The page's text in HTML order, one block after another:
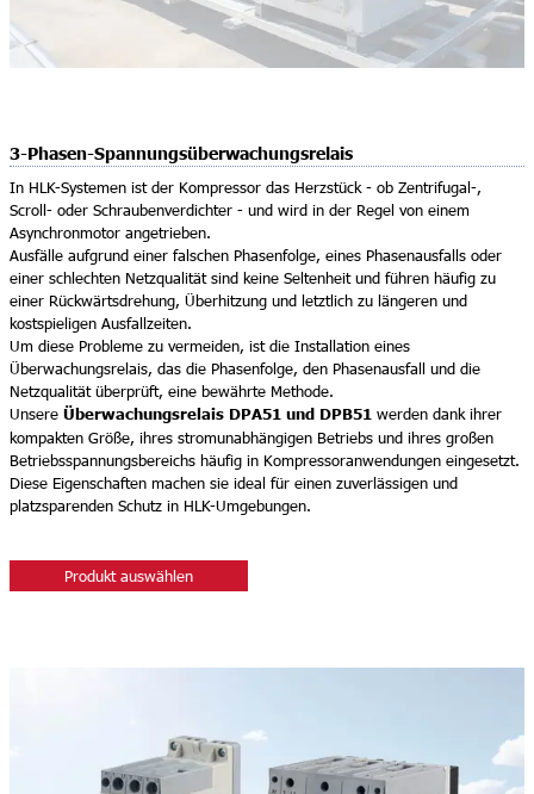
3-Phasen-Spannungsüberwachungsrelais
In HLK-Systemen ist der Kompressor das Herzstück - ob Zentrifugal-,
Scroll- oder Schraubenverdichter - und wird in der Regel von einem
Asynchronmotor angetrieben.
Ausfälle aufgrund einer falschen Phasenfolge, eines Phasenausfalls oder
einer schlechten Netzqualität sind keine Seltenheit und führen häufig zu
einer Rückwärtsdrehung, Überhitzung und letztlich zu längeren und
kostspieligen Ausfallzeiten.
Um diese Probleme zu vermeiden, ist die Installation eines
Überwachungsrelais, das die Phasenfolge, den Phasenausfall und die
Netzqualität überprüft, eine bewährte Methode.
Unsere Überwachungsrelais DPA51 und DPB51 werden dank ihrer
kompakten Größe, ihres stromunabhängigen Betriebs und ihres großen
Betriebsspannungsbereichs häufig in Kompressoranwendungen eingesetzt.
Diese Eigenschaften machen sie ideal für einen zuverlässigen und
platzsparenden Schutz in HLK-Umgebungen.
Produkt auswählen